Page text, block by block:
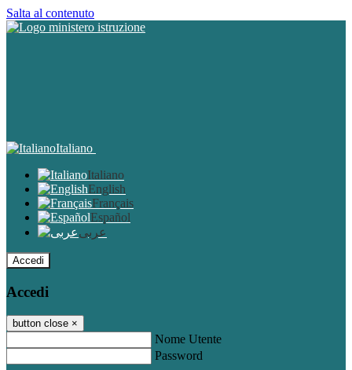
Salta al contenuto
Italiano
Italiano
English
Français
Español
عربى
Accedi
Accedi
button close ×
Nome Utente
Password